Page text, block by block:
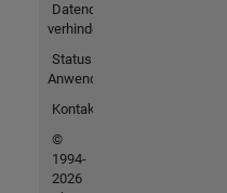
Datendiebstahl
verhindern
Status von
Anwendungen
Kontakt
©
1994-
2026